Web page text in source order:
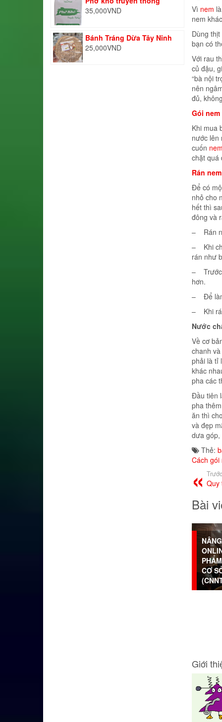
35,000VND
Bánh Tráng Dừa Tây Ninh
25,000VND
Vì nem
nem
Dùng
bạn có
Với rau
củ đậu,
“bà nội
nên
đủ,
Gói nem
Khi mua
nước lên
cuốn
chặt quá
Rán nem
Để có
nhỏ cho
hết thì
đông và
– Rán
– Khi
rán như
– Trước
hơn.
– Để
– Khi
Nước
Về cơ
chanh
phải là tỉ
khác
pha các
Đầu tiên
pha
ăn thì
và đẹp
dưa góp,
Thẻ:
Cách gói
Quy
Bài
CƠ
Giới